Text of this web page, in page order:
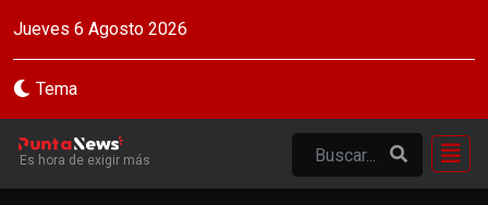
Jueves 6 Agosto 2026
Tema
Es hora de exigir más